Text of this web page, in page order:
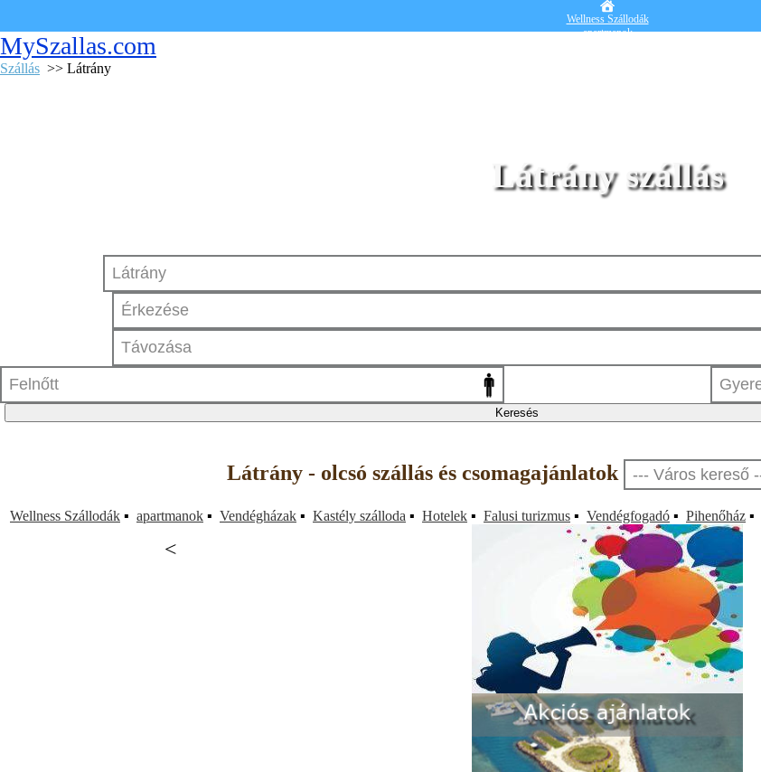
Wellness Szállodák
apartmanok
MySzallas.com
Szállás >> Látrány
Látrány szállás
<
Látrány - olcsó szállás és csomagajánlatok
Wellness Szállodák ▪ apartmanok ▪ Vendégházak ▪ Kastély szálloda ▪ Hotelek ▪ Falusi turizmus ▪ Vendégfogadó ▪ Pihenőház ▪